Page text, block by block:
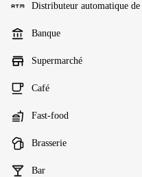
Distributeur automatique
Banque
Supermarché
Café
Fast-food
Brasserie
Bar